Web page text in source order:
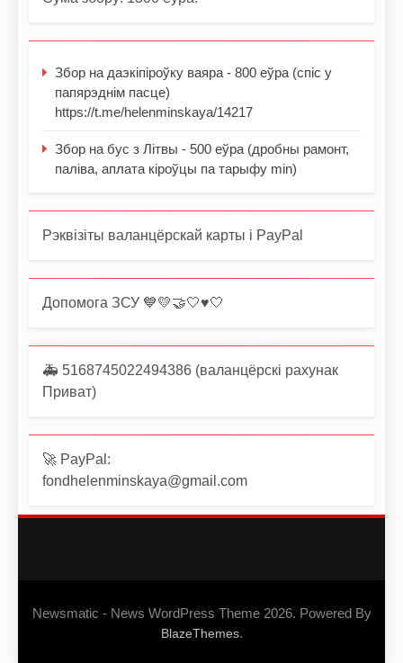
Збор на даэкіпіроўку ваяра - 800 еўра (спіс у
папярэднім пасце)
https://t.me/helenminskaya/14217
Збор на бус з Літвы - 500 еўра (дробны рамонт,
паліва, аплата кіроўцы па тарыфу min)
Рэквізіты валанцёрскай карты і PayPal
Допомога ЗСУ 💙💛🤝🤍♥️🤍
🚑 5168745022494386 (валанцёрскі рахунак
Приват)
🚀 PayPal:
fondhelenminskaya@gmail.com
Newsmatic - News WordPress Theme 2026. Powered By
BlazeThemes.